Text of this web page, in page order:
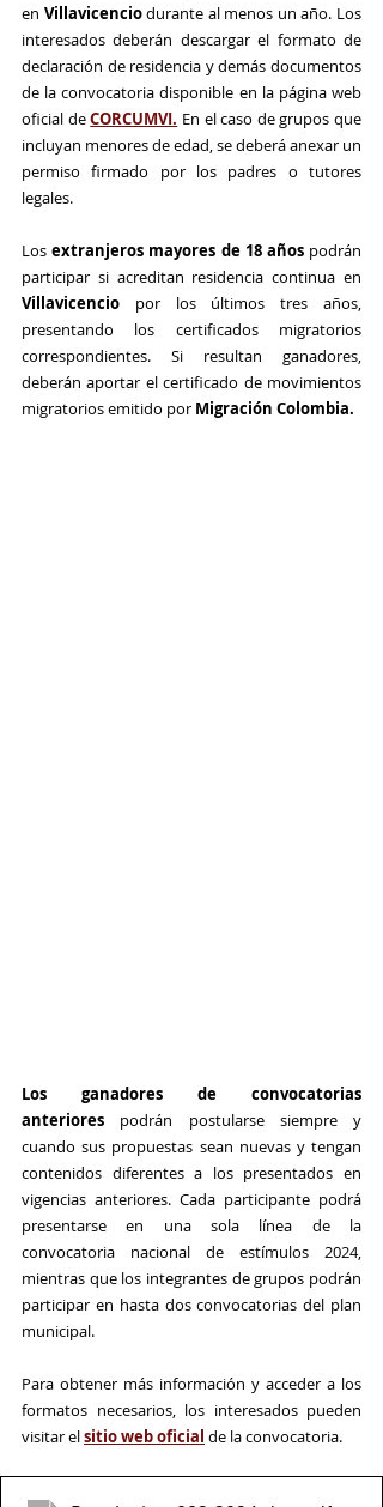
en Villavicencio durante al menos un año. Los
interesados deberán descargar el formato de
declaración de residencia y demás documentos
de la convocatoria disponible en la página web
oficial de CORCUMVI. En el caso de grupos que
incluyan menores de edad, se deberá anexar un
permiso firmado por los padres o tutores
legales.
Los extranjeros mayores de 18 años podrán
participar si acreditan residencia continua en
Villavicencio por los últimos tres años,
presentando los certificados migratorios
correspondientes. Si resultan ganadores,
deberán aportar el certificado de movimientos
migratorios emitido por Migración Colombia.
Los ganadores de convocatorias
anteriores podrán postularse siempre y
cuando sus propuestas sean nuevas y tengan
contenidos diferentes a los presentados en
vigencias anteriores. Cada participante podrá
presentarse en una sola línea de la
convocatoria nacional de estímulos 2024,
mientras que los integrantes de grupos podrán
participar en hasta dos convocatorias del plan
municipal.
Para obtener más información y acceder a los
formatos necesarios, los interesados pueden
visitar el sitio web oficial de la convocatoria.